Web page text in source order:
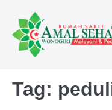
Tag: